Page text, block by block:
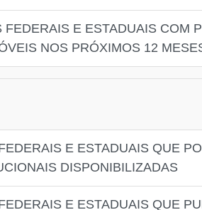
E ESTADUAIS COM
NOS PRÓXIMOS 12
E ESTADUAIS QUE
DISPONIBILIZADAS
E ESTADUAIS QUE